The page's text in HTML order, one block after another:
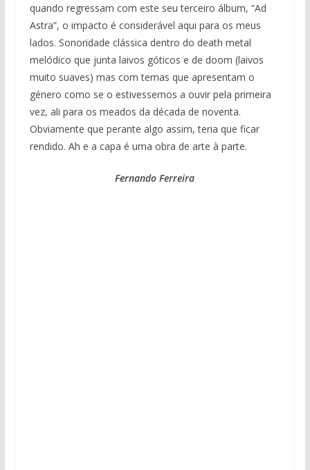
quando regressam com este seu terceiro álbum, “Ad
Astra”, o impacto é considerável aqui para os meus
lados. Sonoridade clássica dentro do death metal
melódico que junta laivos góticos e de doom (laivos
muito suaves) mas com temas que apresentam o
género como se o estivessemos a ouvir pela primeira
vez, ali para os meados da década de noventa.
Obviamente que perante algo assim, teria que ficar
rendido. Ah e a capa é uma obra de arte à parte.
Fernando Ferreira